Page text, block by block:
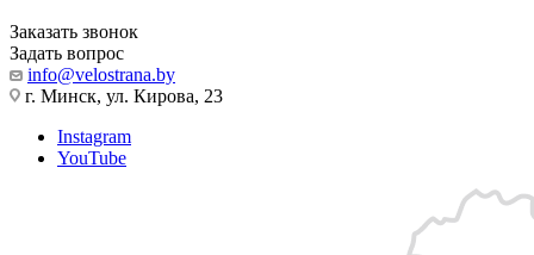
Заказать звонок
Задать вопрос
info@velostrana.by
г. Минск, ул. Кирова, 23
Instagram
YouTube